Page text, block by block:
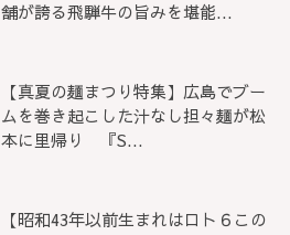
舗が誇る飛騨牛の旨みを堪能...
【真夏の麺まつり特集】広島でブー
ムを巻き起こした汁なし担々麺が松
本に里帰り 『S...
【昭和43年以前生まれはロト６この